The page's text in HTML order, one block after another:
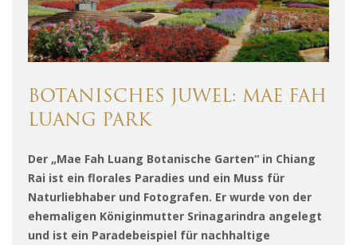
BOTANISCHES JUWEL: MAE FAH
LUANG PARK
Der „Mae Fah Luang Botanische Garten“ in Chiang
Rai ist ein florales Paradies und ein Muss für
Naturliebhaber und Fotografen. Er wurde von der
ehemaligen Königinmutter Srinagarindra angelegt
und ist ein Paradebeispiel für nachhaltige